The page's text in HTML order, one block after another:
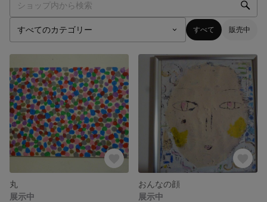
すべて 販売中
丸
展示中
おんなの顔
展示中